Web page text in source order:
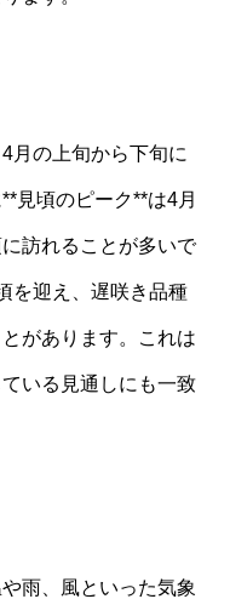
月の上旬から下旬に
見頃のピーク**は4月
訪れることが多いで
を迎え、遅咲き品種
があります。これは
いる見通しにも一致
雨、風といった気象